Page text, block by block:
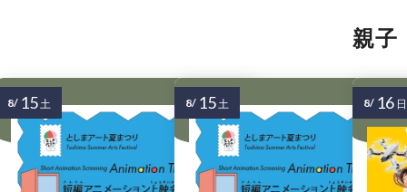
親子
8/ 15土 8/ 15土 8/ 16 日